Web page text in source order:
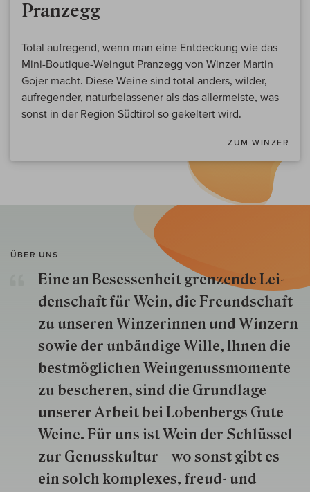
Pranzegg
Total aufregend, wenn man eine Entdeckung wie das
Mini-Boutique-Weingut Pranzegg von Winzer Martin
Gojer macht. Diese Weine sind total anders, wilder,
aufregender, naturbelassener als das allermeiste, was
sonst in der Region Südtirol so gekeltert wird.
ZUM WINZER
ÜBER UNS
Eine an Besessenheit gren­zende Lei­
den­schaft für Wein, die Freund­schaft
zu unseren Win­zer­innen und Win­zern
so­wie der un­bän­dige Wille, Ihnen die
best­mög­lich­en Wein­genuss­momente
zu besche­ren, sind die Grund­lage
unserer Arbeit bei Lobenbergs Gute
Weine. Für uns ist Wein der Schlüs­sel
zur Genuss­kultur – wo sonst gibt es
ein solch kom­plexes, freud- und